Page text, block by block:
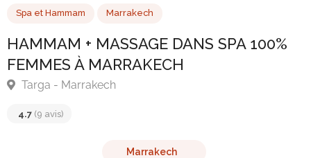
Spa et Hammam Marrakech
HAMMAM + MASSAGE DANS SPA
Targa - Marrakech
Marrakech